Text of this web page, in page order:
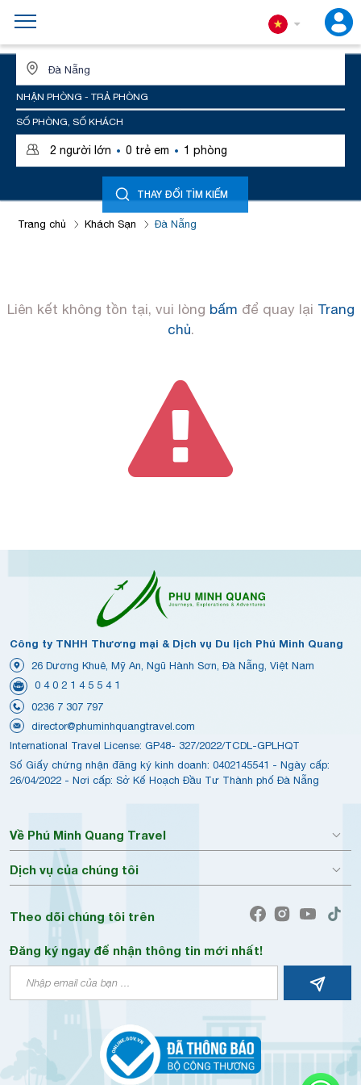
NHẬN PHÒNG - TRẢ PHÒNG
SỐ PHÒNG, SỐ KHÁCH
2 người lớn · 0 trẻ em · 1 phòng
THAY ĐỔI TÌM KIẾM
Trang chủ Khách Sạn Đà Nẵng
Liên kết không tồn tại, vui lòng bấm để quay lại Trang
chủ.
Công ty TNHH Thương mại & Dịch vụ Du lịch Phú Minh Quang
26 Dương Khuê, Mỹ An, Ngũ Hành Sơn, Đà Nẵng, Việt Nam
0 4 0 2 1 4 5 5 4 1
0236 7 307 797
director@phuminhquangtravel.com
International Travel License: GP48- 327/2022/TCDL-GPLHQT
Số Giấy chứng nhận đăng ký kinh doanh: 0402145541 - Ngày cấp:
26/04/2022 - Nơi cấp: Sở Kế Hoạch Đầu Tư Thành phố Đà Nẵng
Về Phú Minh Quang Travel
Dịch vụ của chúng tôi
Theo dõi chúng tôi trên
Đăng ký ngay để nhận thông tin mới nhất!